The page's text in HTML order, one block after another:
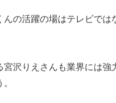
んの活躍の場はテレビで
宮沢りえさんも業界には